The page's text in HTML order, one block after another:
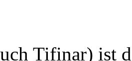
Tifinar) ist